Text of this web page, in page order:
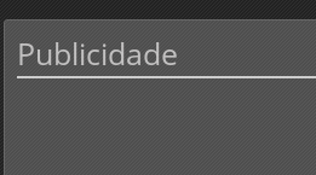
Publicidade